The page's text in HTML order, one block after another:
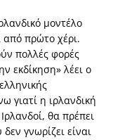
μοντέλο
από πρώτο χέρι.
πολλές φορές
εκδίκηση» λέει ο
γιατί η ιρλανδική
θα πρέπει
γνωρίζει είναι